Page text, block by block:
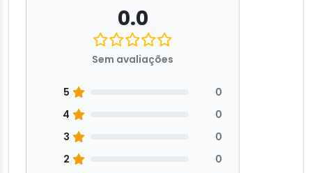
0.0
Sem avaliações
5
0
4
0
3
0
2
0